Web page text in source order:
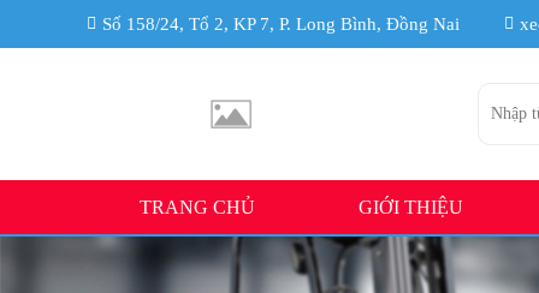
Số 158/24, Tổ 2, KP 7, P. Long Bình, Đồng Nai
TRANG CHỦ GIỚI THIỆU